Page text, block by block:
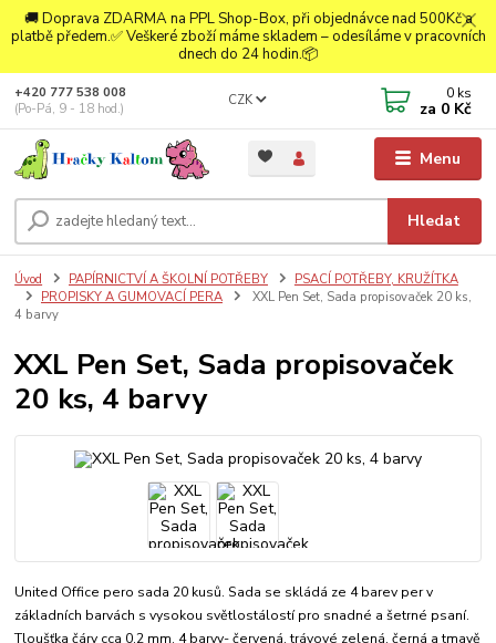
🚚 Doprava ZDARMA na PPL Shop-Box, při objednávce nad 500Kč a
platbě předem.✅ Veškeré zboží máme skladem – odesíláme v pracovních
dnech do 24 hodin.📦
Menu
CZK
Hledat
+420 777 538 008
(Po-Pá, 9 - 18 hod.)
0 ks
za 0 Kč
Úvod PAPÍRNICTVÍ A ŠKOLNÍ POTŘEBY
PSACÍ POTŘEBY, KRUŽÍTKA
PROPISKY A GUMOVACÍ PERA
XXL Pen Set, Sada propisovaček 20 ks,
4 barvy
XXL Pen Set, Sada propisovaček
20 ks, 4 barvy
United Office pero sada 20 kusů. Sada se skládá ze 4 barev per v
základních barvách s vysokou světlostálostí pro snadné a šetrné psaní.
Tloušťka čáry cca 0,2 mm. 4 barvy- červená, trávové zelená, černá a tmavě